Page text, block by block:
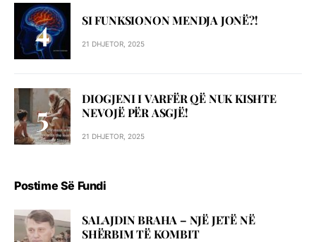
SI FUNKSIONON MENDJA JONË?!
21 DHJETOR, 2025
DIOGJENI I VARFËR QË NUK KISHTE
NEVOJË PËR ASGJË!
21 DHJETOR, 2025
Postime Së Fundi
SALAJDIN BRAHA – NJЁ JETЁ NЁ
SHЁRBIM TЁ KOMBIT